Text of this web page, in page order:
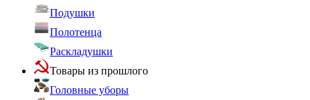
Подушки
Полотенца
Раскладушки
Товары из прошлого
Головные уборы